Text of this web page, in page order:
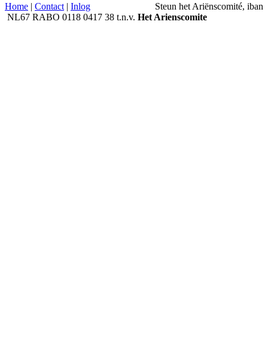
Home | Contact | Inlog Steun het Ariënscomité, iban
NL67 RABO 0118 0417 38 t.n.v. Het Arienscomite